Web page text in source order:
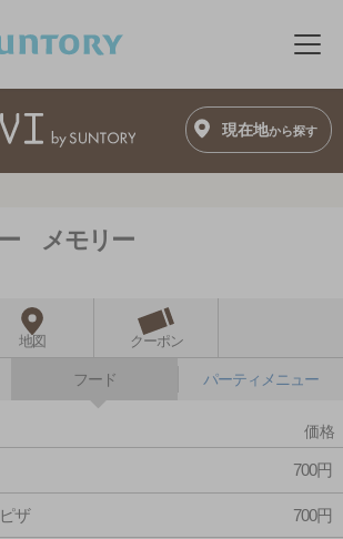
メ
現在地から探す
メモリー
地図 クーポン
フード パーティメニュー
価格
700円
ザ 700円